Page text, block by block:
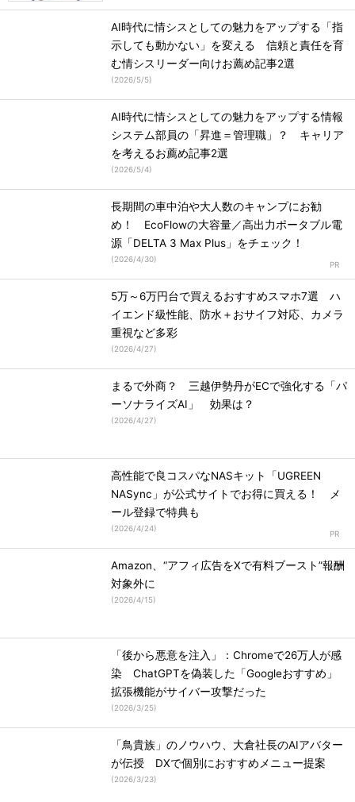
AI時代に情シスとしての魅力をアップする「指
示しても動かない」を変える 信頼と責任を育
む情シスリーダー向けお薦め記事2選
(2026/5/5)
AI時代に情シスとしての魅力をアップする情報
システム部員の「昇進＝管理職」？ キャリア
を考えるお薦め記事2選
(2026/5/4)
長期間の車中泊や大人数のキャンプにお勧
め！ EcoFlowの大容量／高出力ポータブル電
源「DELTA 3 Max Plus」をチェック！
(2026/4/30)
5万～6万円台で買えるおすすめスマホ7選 ハ
イエンド級性能、防水＋おサイフ対応、カメラ
重視など多彩
(2026/4/27)
まるで外商？ 三越伊勢丹がECで強化する「パ
ーソナライズAI」 効果は？
(2026/4/27)
高性能で良コスパなNASキット「UGREEN
NASync」が公式サイトでお得に買える！ メ
ール登録で特典も
(2026/4/24)
Amazon、“アフィ広告をXで有料ブースト”報酬
対象外に
(2026/4/15)
「後から悪意を注入」：Chromeで26万人が感
染 ChatGPTを偽装した「Googleおすすめ」
拡張機能がサイバー攻撃だった
(2026/3/25)
「鳥貴族」のノウハウ、大倉社長のAIアバター
が伝授 DXで個別におすすめメニュー提案
(2026/3/23)